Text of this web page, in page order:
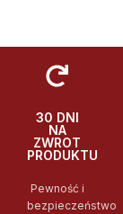
30 DNI
NA
ZWROT
PRODUKTU
Pewność i
bezpieczeństwo